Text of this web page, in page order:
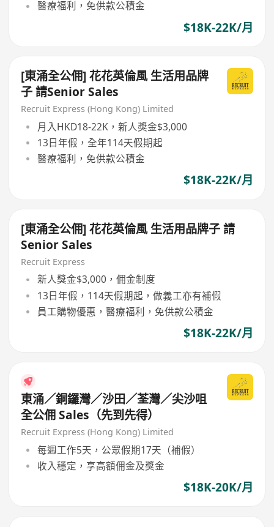
醫療福利，免供款公積金
$18K-22K/月
[東涌全公佣] 花花英倫風 生活用品牌
子 請Senior Sales
Recruit Express (Hong Kong) Limited
月入HKD18-22K，新人獎金$3,000
13日年假，全年114天假期起
醫療福利，免供款公積金
$18K-22K/月
[東涌全公佣] 花花英倫風 生活用品牌子 請
Senior Sales
Recruit Express
新人獎金$3,000，佣金制度
13日年假，114天假期起，做義工亦有補假
員工購物優惠，醫療福利，免供款公積金
$18K-22K/月
東涌／銅鑼灣／沙田／荃灣／尖沙咀
全公佣 Sales（先到先得）
Recruit Express (Hong Kong) Limited
每週工作5天，公眾假期17天（補假）
收入穩定，享高額佣金及獎金
$18K-20K/月